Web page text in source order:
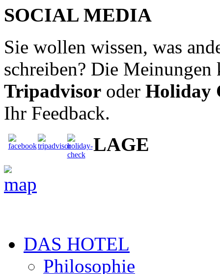
SOCIAL MEDIA
Sie wollen wissen, was
schreiben? Die
Tripadvisor oder Holiday
Ihr Feedback.
LAGE
DAS HOTEL
Philosophie